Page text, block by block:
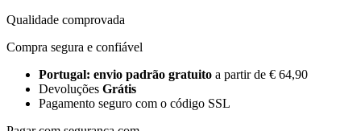
Qualidade comprovada
Compra segura e confiável
Portugal: envio padrão gratuito a partir de € 64,90
Devoluções Grátis
Pagamento seguro com o código SSL